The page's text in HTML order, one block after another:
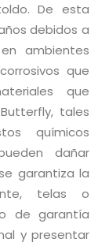
De esta
debidos a
ambientes
que
que
tales
químicos
dañar
garantiza la
telas o
de garantía
y presentar